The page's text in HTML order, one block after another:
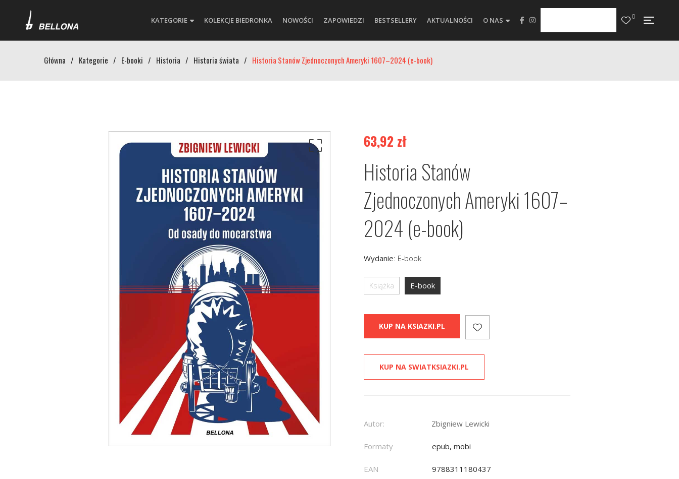
KATEGORIE KOLEKCJE BIEDRONKA NOWOŚCI ZAPOWIEDZI BESTSELLERY AKTUALNOŚCI O NAS 0
Główna / Kategorie / E-booki / Historia / Historia świata / Historia Stanów Zjednoczonych Ameryki 1607–2024 (e-book)
63,92 zł
Historia Stanów
Zjednoczonych Ameryki 1607–
2024 (e-book)
Wydanie: E-book
Książka E-book
KUP NA KSIAZKI.PL
KUP NA SWIATKSIAZKI.PL
Autor: Zbigniew Lewicki
Formaty epub, mobi
EAN 9788311180437